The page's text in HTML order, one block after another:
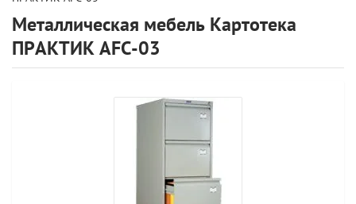
Металлическая мебель Картотека
ПРАКТИК AFC-03